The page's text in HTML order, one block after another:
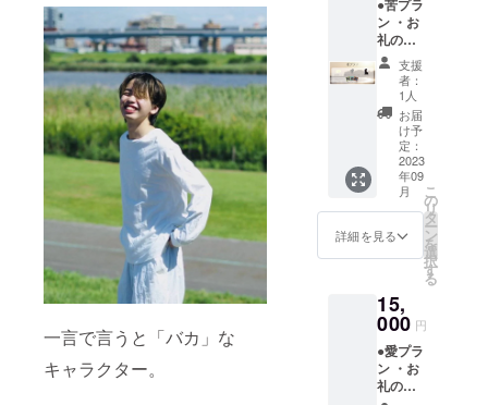
一言で言うと「バカ」な
キャラクター。
ター
入くだ
さい。
第三者
を特定
する名
前や公
序良俗
に反す
るお名
前は掲
載いた
しかね
ますの
で、予
い。）
・ミニ
ポス
ター ・
ステッ
カー(ラ
●苦プラ
ン ・お
礼の
メール
・エン
ドロー
ルクレ
ジット
(小)
（ご支
援時、
必ず備
考欄に
ご希望
のお名
前
クネー
ム可）
をご記
入くだ
さい。
第三者
支援
者：
1人
お届
け予
定：
2023
年09
月
詳細を見る
こ
の
リ
タ
ー
ン
を
選
択
す
る
15,
000 円
●愛プラ
ン ・お
礼の